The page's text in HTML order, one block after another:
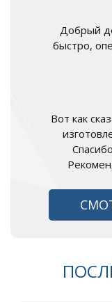
Добрый
быстро,
Вот как